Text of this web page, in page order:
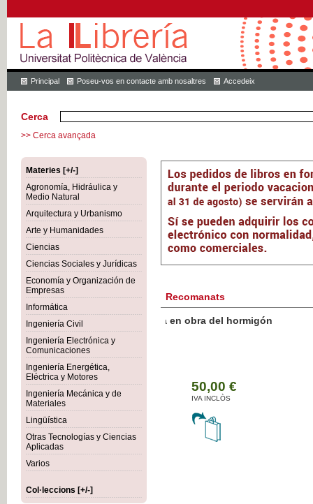
Principal Poseu-vos en contacte amb nosaltres Accedeix
Cerca
>> Cerca avançada
Materies [+/-]
Agronomía, Hidráulica y
Medio Natural
Arquitectura y Urbanismo
Arte y Humanidades
Ciencias
Ciencias Sociales y Jurídicas
Economía y Organización de
Empresas
Informática
Ingeniería Civil
Ingeniería Electrónica y
Comunicaciones
Ingeniería Energética,
Eléctrica y Motores
Ingeniería Mecánica y de
Materiales
Lingüística
Otras Tecnologías y Ciencias
Aplicadas
Varios
Col·leccions [+/-]
Recomanats
Botánica Agroalimentaria